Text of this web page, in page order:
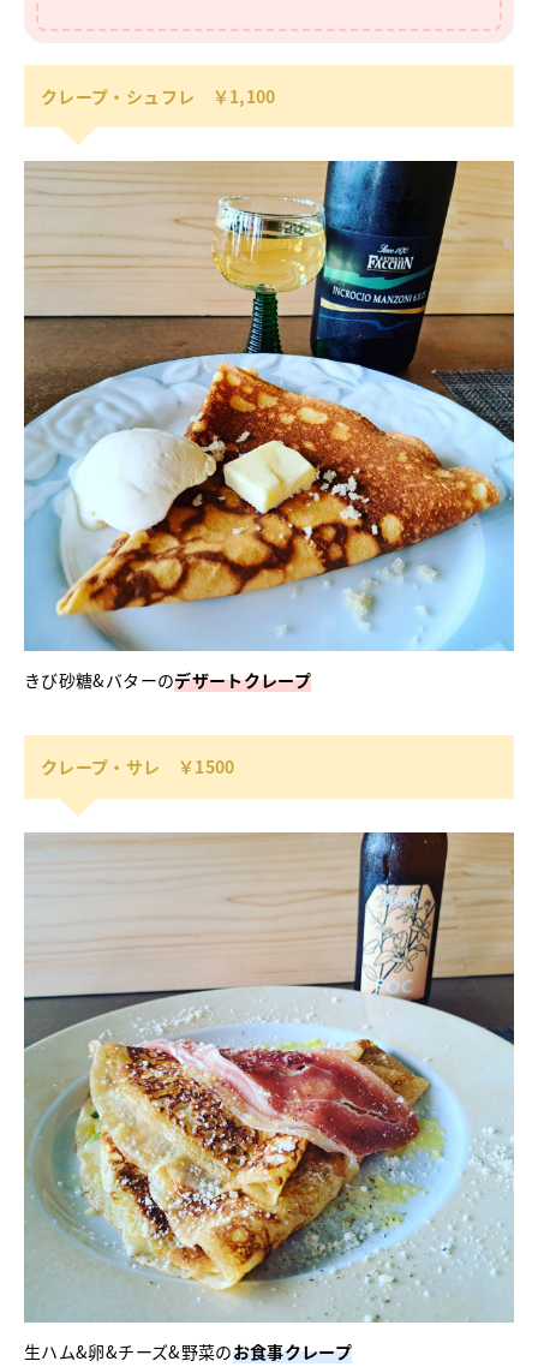
クレープ・シュフレ ￥1,100
きび砂糖&バターのデザートクレープ
クレープ・サレ ￥1500
生ハム&卵&チーズ&野菜のお食事クレープ